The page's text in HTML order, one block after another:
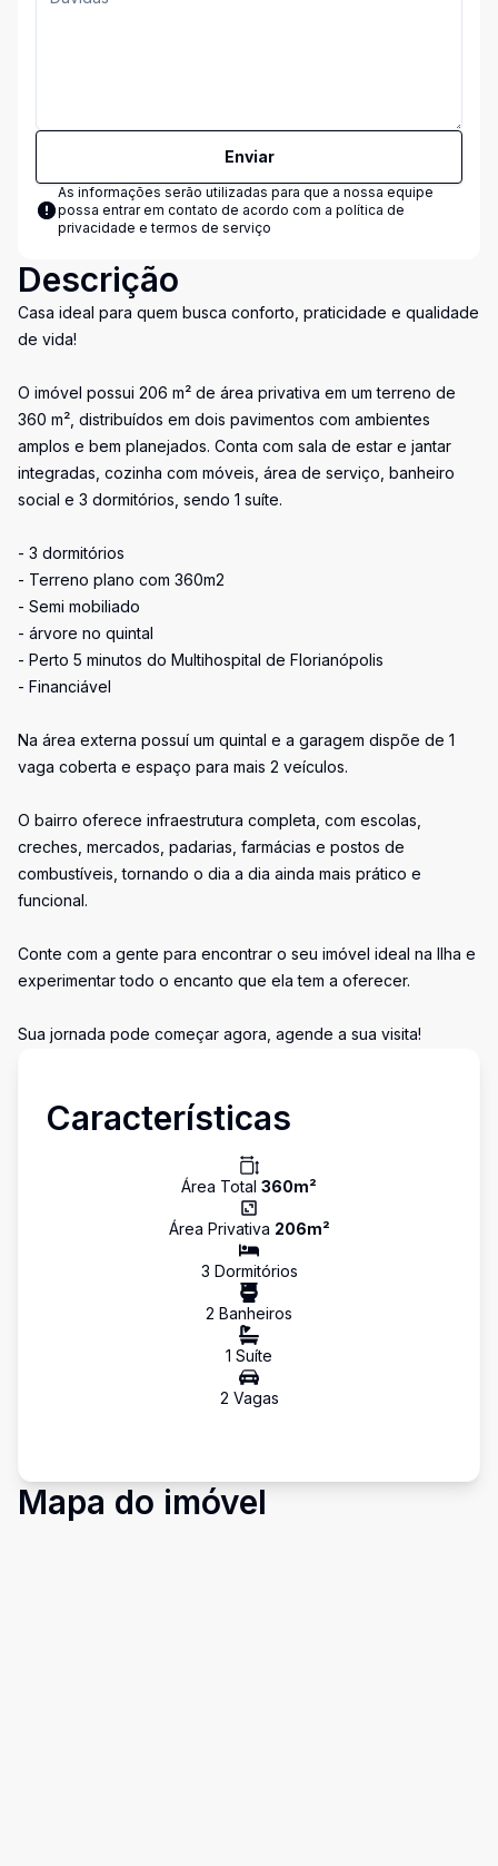
Enviar
As informações serão utilizadas para que a nossa equipe
possa entrar em contato de acordo com a política de
privacidade e termos de serviço
Descrição
Casa ideal para quem busca conforto, praticidade e qualidade
de vida!
O imóvel possui 206 m² de área privativa em um terreno de
360 m², distribuídos em dois pavimentos com ambientes
amplos e bem planejados. Conta com sala de estar e jantar
integradas, cozinha com móveis, área de serviço, banheiro
social e 3 dormitórios, sendo 1 suíte.
- 3 dormitórios
- Terreno plano com 360m2
- Semi mobiliado
- árvore no quintal
- Perto 5 minutos do Multihospital de Florianópolis
- Financiável
Na área externa possuí um quintal e a garagem dispõe de 1
vaga coberta e espaço para mais 2 veículos.
O bairro oferece infraestrutura completa, com escolas,
creches, mercados, padarias, farmácias e postos de
combustíveis, tornando o dia a dia ainda mais prático e
funcional.
Conte com a gente para encontrar o seu imóvel ideal na Ilha e
experimentar todo o encanto que ela tem a oferecer.
Sua jornada pode começar agora, agende a sua visita!
Características
Área Total 360m²
Área Privativa 206m²
3 Dormitórios
2 Banheiros
1 Suíte
2 Vagas
Mapa do imóvel